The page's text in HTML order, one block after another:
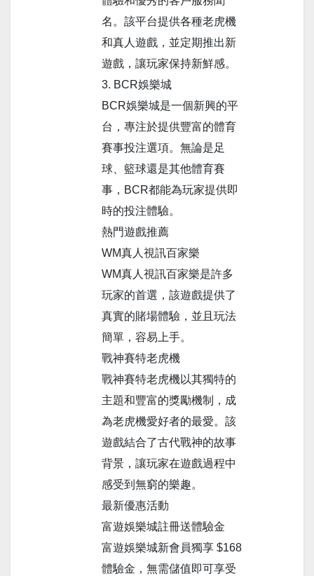
名。該平台提供各種老虎機
和真人遊戲，並定期推出新
遊戲，讓玩家保持新鮮感。
3. BCR娛樂城
BCR娛樂城是一個新興的平
台，專注於提供豐富的體育
賽事投注選項。無論是足
球、籃球還是其他體育賽
事，BCR都能為玩家提供即
時的投注體驗。
熱門遊戲推薦
WM真人視訊百家樂
WM真人視訊百家樂是許多
玩家的首選，該遊戲提供了
真實的賭場體驗，並且玩法
簡單，容易上手。
戰神賽特老虎機
戰神賽特老虎機以其獨特的
主題和豐富的獎勵機制，成
為老虎機愛好者的最愛。該
遊戲結合了古代戰神的故事
背景，讓玩家在遊戲過程中
感受到無窮的樂趣。
最新優惠活動
富遊娛樂城註冊送體驗金
富遊娛樂城新會員獨享 $168
體驗金，無需儲值即可享受